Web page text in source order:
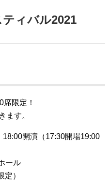
ィバル2021
限定！
ます。
開演（17:30開場19:00
ール
）